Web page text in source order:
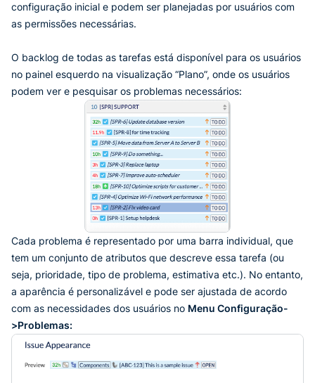
configuração inicial e podem ser planejadas por usuários com
as permissões necessárias.
O backlog de todas as tarefas está disponível para os usuários
no painel esquerdo na visualização “Plano”, onde os usuários
podem ver e pesquisar os problemas necessários:
Cada problema é representado por uma barra individual, que
tem um conjunto de atributos que descreve essa tarefa (ou
seja, prioridade, tipo de problema, estimativa etc.). No entanto,
a aparência é personalizável e pode ser ajustada de acordo
com as necessidades dos usuários no Menu Configuração-
>Problemas: